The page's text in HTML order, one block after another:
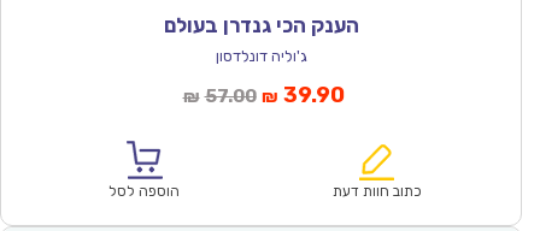
הענק הכי גנדרן בעולם
ג'וליה דונלדסון
₪ 57.00המחיר
₪57.00.
₪ 39.90המחיר
הוא:
כתוב חוות דעת הוספה לסל